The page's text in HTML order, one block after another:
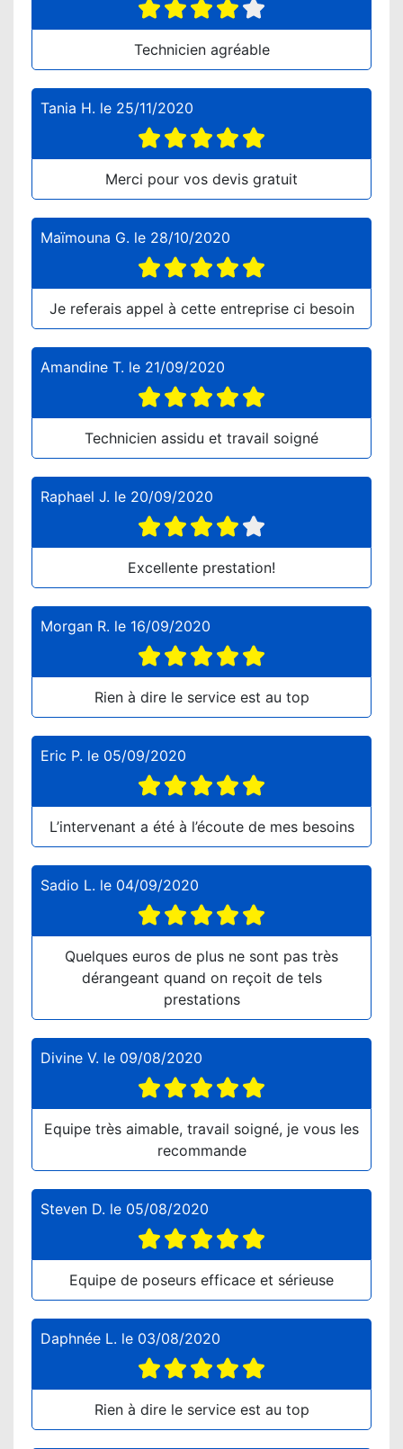
Technicien agréable
Tania H. le 25/11/2020
Merci pour vos devis gratuit
Maïmouna G. le 28/10/2020
Je referais appel à cette entreprise ci besoin
Amandine T. le 21/09/2020
Technicien assidu et travail soigné
Raphael J. le 20/09/2020
Excellente prestation!
Morgan R. le 16/09/2020
Rien à dire le service est au top
Eric P. le 05/09/2020
L’intervenant a été à l’écoute de mes besoins
Sadio L. le 04/09/2020
Quelques euros de plus ne sont pas très
dérangeant quand on reçoit de tels
prestations
Divine V. le 09/08/2020
Equipe très aimable, travail soigné, je vous les
recommande
Steven D. le 05/08/2020
Equipe de poseurs efficace et sérieuse
Daphnée L. le 03/08/2020
Rien à dire le service est au top